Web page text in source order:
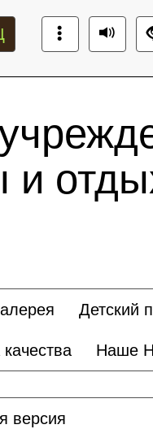
и
Детский
Наше
версия